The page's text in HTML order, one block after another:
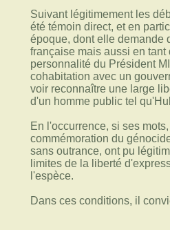
Suivant légitimement les
été témoin direct, et en
époque, dont elle demande
française mais aussi en
personnalité du Président
cohabitation avec un
voir reconnaître une large
d'un homme public tel
En l'occurrence, si ses
commémoration du
sans outrance, ont pu
limites de la liberté
l'espèce.
Dans ces conditions, il